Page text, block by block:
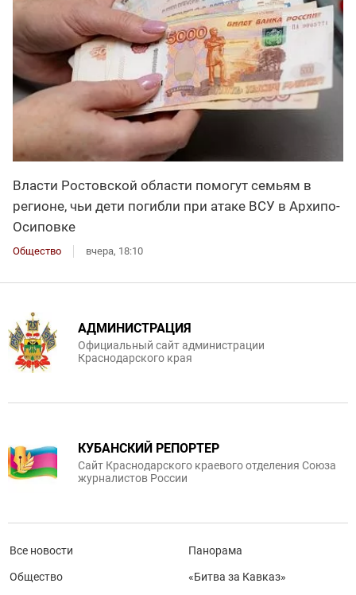
Власти Ростовской области помогут семьям в
регионе, чьи дети погибли при атаке ВСУ в Архипо-
Осиповке
Общество вчера, 18:10
АДМИНИСТРАЦИЯ
Официальный сайт администрации
Краснодарского края
КУБАНСКИЙ РЕПОРТЕР
Сайт Краснодарского краевого отделения Союза
журналистов России
Все новости
Общество
Панорама
«Битва за Кавказ»